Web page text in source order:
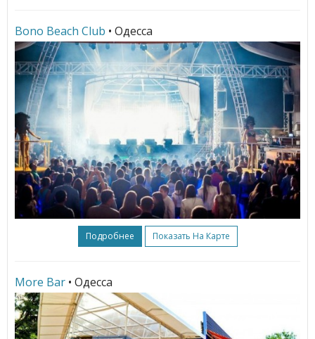
Bono Beach Club • Одесса
Подробнее Показать На Карте
More Bar • Одесса